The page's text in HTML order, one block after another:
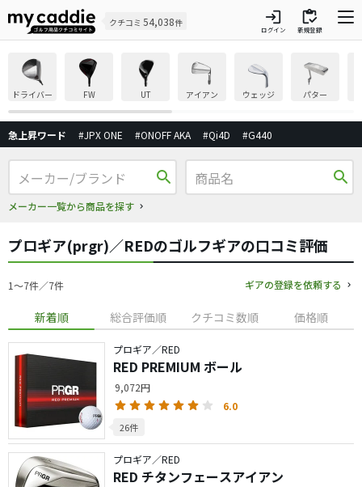
クチコミ 54,038件 login
ログイン
inventory
新規登録
ドライバー FW UT アイアン ウェッジ パター
急上昇ワード #JPX ONE #ONOFF AKA #Qi4D #G440
search
メーカー一覧から商品を探す
search
プロギア(prgr)／REDのゴルフギアの口コミ評価
1〜7件／7件 ギアの登録を依頼する
新着順 総合評価順 クチコミ数順 価格順
プロギア／RED
RED PREMIUM ボール
9,072円
6.0
26件
プロギア／RED
RED チタンフェースアイアン